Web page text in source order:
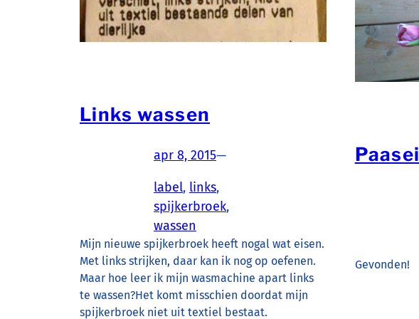
Links wassen
apr 8, 2015—
label, links
spijkerbroek
wassen
Mijn nieuwe spijkerbroek heeft nogal wat eisen.
Met links strijken, daar kan ik nog op oefenen.
Maar hoe leer ik mijn wasmachine apart links
te wassen?Het komt misschien doordat mijn
spijkerbroek niet uit textiel bestaat.
Paasei
Gevonden!